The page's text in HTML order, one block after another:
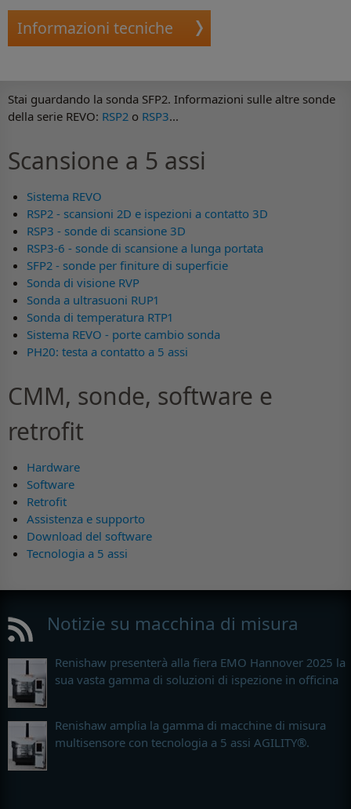
Informazioni tecniche
Stai guardando la sonda SFP2. Informazioni sulle altre sonde
della serie REVO: RSP2 o RSP3...
Scansione a 5 assi
Sistema REVO
RSP2 - scansioni 2D e ispezioni a contatto 3D
RSP3 - sonde di scansione 3D
RSP3-6 - sonde di scansione a lunga portata
SFP2 - sonde per finiture di superficie
Sonda di visione RVP
Sonda a ultrasuoni RUP1
Sonda di temperatura RTP1
Sistema REVO - porte cambio sonda
PH20: testa a contatto a 5 assi
CMM, sonde, software e
retrofit
Hardware
Software
Retrofit
Assistenza e supporto
Download del software
Tecnologia a 5 assi
Notizie su macchina di misura
Renishaw presenterà alla fiera EMO Hannover 2025 la
sua vasta gamma di soluzioni di ispezione in officina
Renishaw amplia la gamma di macchine di misura
multisensore con tecnologia a 5 assi AGILITY®.